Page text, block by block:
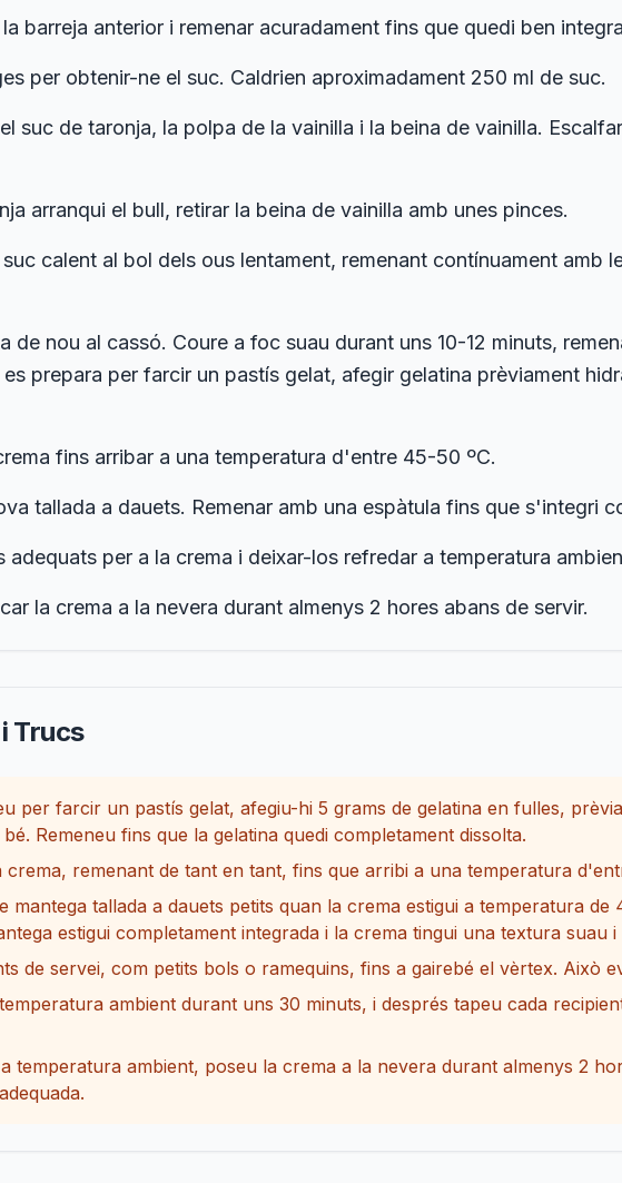
barreja anterior i remenar acuradament fins que quedi ben
per obtenir-ne el suc. Caldrien aproximadament 250 ml de suc.
suc de taronja, la polpa de la vainilla i la beina de vainilla.
arranqui el bull, retirar la beina de vainilla amb unes pinces.
calent al bol dels ous lentament, remenant contínuament amb
de nou al cassó. Coure a foc suau durant uns 10-12 minuts,
prepara per farcir un pastís gelat, afegir gelatina prèviament
fins arribar a una temperatura d'entre 45-50 ºC.
tallada a dauets. Remenar amb una espàtula fins que s'integri
adequats per a la crema i deixar-los refredar a temperatura
la crema a la nevera durant almenys 2 hores abans de servir.
Trucs
per farcir un pastís gelat, afegiu-hi 5 grams de gelatina en fulles,
Remeneu fins que la gelatina quedi completament dissolta.
crema, remenant de tant en tant, fins que arribi a una temperatura
mantega tallada a dauets petits quan la crema estigui a temperatura
estigui completament integrada i la crema tingui una textura suau i
de servei, com petits bols o ramequins, fins a gairebé el vèrtex. Això
ambient durant uns 30 minuts, i després tapeu cada
temperatura ambient, poseu la crema a la nevera durant almenys 2